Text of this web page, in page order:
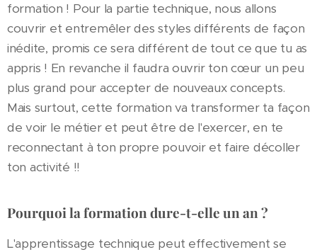
formation ! Pour la partie technique, nous allons
couvrir et entremêler des styles différents de façon
inédite, promis ce sera différent de tout ce que tu as
appris ! En revanche il faudra ouvrir ton cœur un peu
plus grand pour accepter de nouveaux concepts.
Mais surtout, cette formation va transformer ta façon
de voir le métier et peut être de l'exercer, en te
reconnectant à ton propre pouvoir et faire décoller
ton activité !!
Pourquoi la formation dure-t-elle un an ?
L'apprentissage technique peut effectivement se